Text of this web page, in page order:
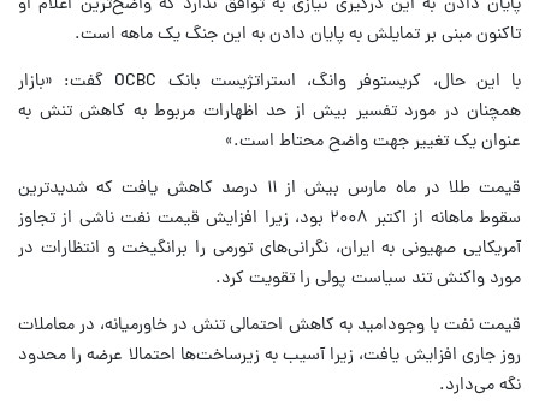
تاکنون مبنی بر تمایلش به پایان دادن به این جنگ یک ماهه است.
با این حال، کریستوفر وانگ، استراتژیست بانک OCBC گفت: «بازار
همچنان در مورد تفسیر بیش از حد اظهارات مربوط به کاهش تنش به
عنوان یک تغییر جهت واضح محتاط است.»
قیمت طلا در ماه مارس بیش از ۱۱ درصد کاهش یافت که شدیدترین
سقوط ماهانه از اکتبر ۲۰۰۸ بود، زیرا افزایش قیمت نفت ناشی از تجاوز
آمریکایی صهیونی به ایران، نگرانی‌های تورمی را برانگیخت و انتظارات در
مورد واکنش تند سیاست پولی را تقویت کرد.
قیمت نفت با وجودامید به کاهش احتمالی تنش در خاورمیانه، در معاملات
روز جاری افزایش یافت، زیرا آسیب به زیرساخت‌ها احتمالا عرضه را محدود
نگه می‌دارد.